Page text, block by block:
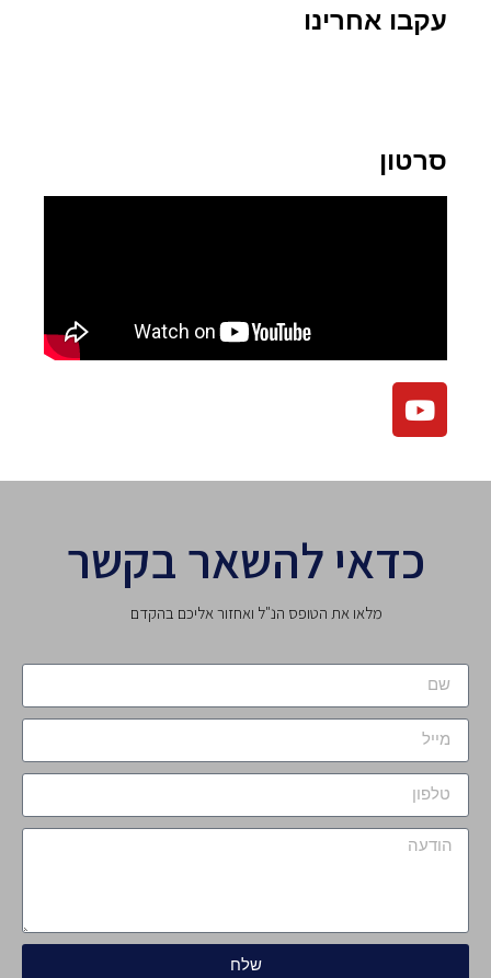
עקבו אחרינו
סרטון
כדאי להשאר בקשר
מלאו את הטופס הנ"ל ואחזור אליכם בהקדם
שלח